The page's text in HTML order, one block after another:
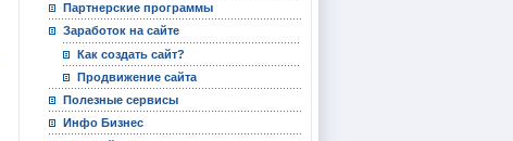
Партнерские программы
Заработок на сайте
Как создать сайт?
Продвижение сайта
Полезные сервисы
Инфо Бизнес